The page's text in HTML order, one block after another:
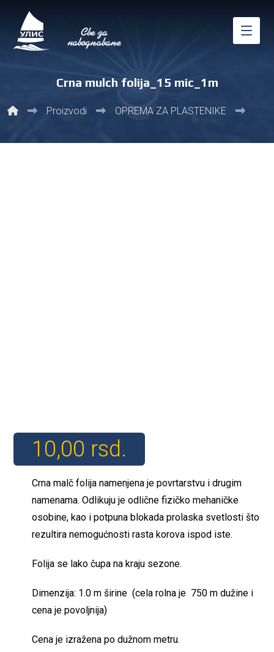
Crna mulch folija_15 mic_1m
Proizvodi ОPREMA ZA PLASTENIKE
10,00 rsd.
Crna malč folija namenjena je povrtarstvu i drugim
namenama. Odlikuju je odlične fizičko mehaničke
osobine, kao i potpuna blokada prolaska svetlosti što
rezultira nemogućnosti rasta korova ispod iste.
Folija se lako čupa na kraju sezone.
Dimenzija: 1.0 m širine (cela rolna je 750 m dužine i
cena je povoljnija)
Cena je izražena po dužnom metru.